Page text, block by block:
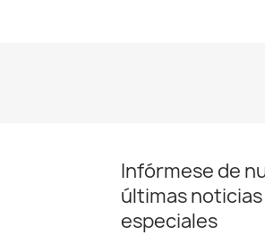
Infórmese de
últimas
especiales